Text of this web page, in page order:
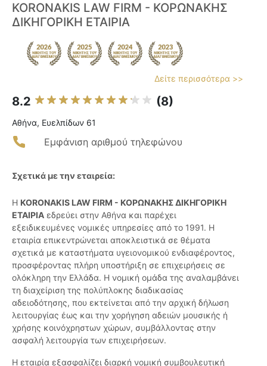
KORONAKIS LAW FIRM - ΚΟΡΩΝΑΚΗΣ
ΔΙΚΗΓΟΡΙΚΗ ΕΤΑΙΡΙΑ
Δείτε περισσότερα >>
8.2 (8)
Αθήνα, Ευελπίδων 61
Εμφάνιση αριθμού τηλεφώνου
Σχετικά με την εταιρεία:
Η KORONAKIS LAW FIRM - ΚΟΡΩΝΑΚΗΣ ΔΙΚΗΓΟΡΙΚΗ
ΕΤΑΙΡΙΑ εδρεύει στην Αθήνα και παρέχει
εξειδικευμένες νομικές υπηρεσίες από το 1991. Η
εταιρία επικεντρώνεται αποκλειστικά σε θέματα
σχετικά με καταστήματα υγειονομικού ενδιαφέροντος,
προσφέροντας πλήρη υποστήριξη σε επιχειρήσεις σε
ολόκληρη την Ελλάδα. Η νομική ομάδα της αναλαμβάνει
τη διαχείριση της πολύπλοκης διαδικασίας
αδειοδότησης, που εκτείνεται από την αρχική δήλωση
λειτουργίας έως και την χορήγηση αδειών μουσικής ή
χρήσης κοινόχρηστων χώρων, συμβάλλοντας στην
ασφαλή λειτουργία των επιχειρήσεων.
Η εταιρία εξασφαλίζει διαρκή νομική συμβουλευτική